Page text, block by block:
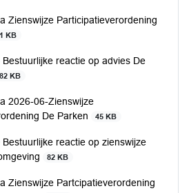
Zienswijze Participatieverordening
KB
Bestuurlijke reactie op advies De
82 KB
2026-06-Zienswijze
De Parken
45 KB
Bestuurlijke reactie op zienswijze
82 KB
Zienswijze Partcipatieverordening